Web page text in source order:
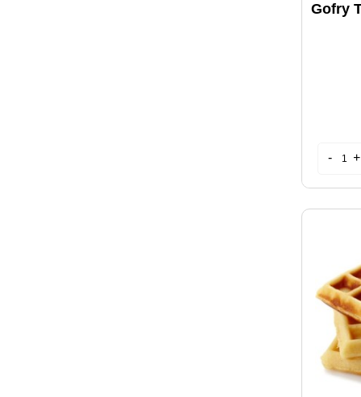
Gofry